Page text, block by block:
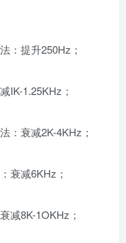
提升250Hz；
1.25KHz；
衰减2K-4KHz；
衰减6KHz；
8K-1OKHz；